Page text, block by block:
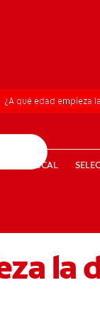
BUCAL
PE (ES)
BUCAL
¿A qué edad empieza
la